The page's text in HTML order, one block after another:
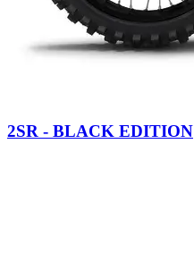
2SR - BLACK EDITION